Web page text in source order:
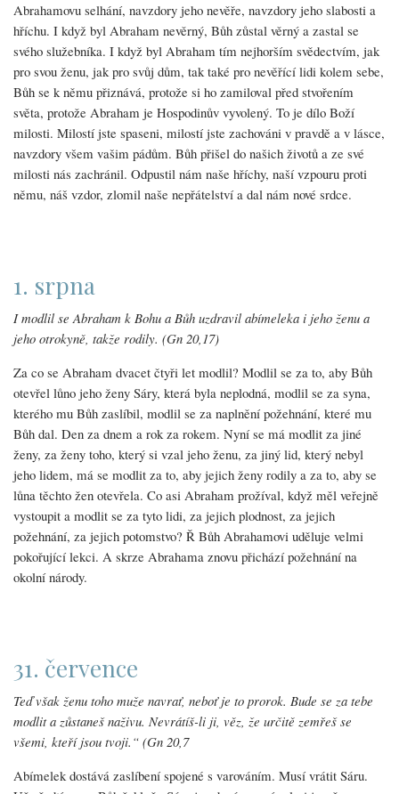
Abrahamovu selhání, navzdory jeho nevěře, navzdory jeho slabosti a
hříchu. I když byl Abraham nevěrný, Bůh zůstal věrný a zastal se
svého služebníka. I když byl Abraham tím nejhorším svědectvím, jak
pro svou ženu, jak pro svůj dům, tak také pro nevěřící lidi kolem sebe,
Bůh se k němu přiznává, protože si ho zamiloval před stvořením
světa, protože Abraham je Hospodinův vyvolený. To je dílo Boží
milosti. Milostí jste spaseni, milostí jste zachováni v pravdě a v lásce,
navzdory všem vašim pádům. Bůh přišel do našich životů a ze své
milosti nás zachránil. Odpustil nám naše hříchy, naší vzpouru proti
němu, náš vzdor, zlomil naše nepřátelství a dal nám nové srdce.
1. srpna
I modlil se Abraham k Bohu a Bůh uzdravil abímeleka i jeho ženu a
jeho otrokyně, takže rodily. (Gn 20,17)
Za co se Abraham dvacet čtyři let modlil? Modlil se za to, aby Bůh
otevřel lůno jeho ženy Sáry, která byla neplodná, modlil se za syna,
kterého mu Bůh zaslíbil, modlil se za naplnění požehnání, které mu
Bůh dal. Den za dnem a rok za rokem. Nyní se má modlit za jiné
ženy, za ženy toho, který si vzal jeho ženu, za jiný lid, který nebyl
jeho lidem, má se modlit za to, aby jejich ženy rodily a za to, aby se
lůna těchto žen otevřela. Co asi Abraham prožíval, když měl veřejně
vystoupit a modlit se za tyto lidi, za jejich plodnost, za jejich
požehnání, za jejich potomstvo? Ř Bůh Abrahamovi uděluje velmi
pokořující lekci. A skrze Abrahama znovu přichází požehnání na
okolní národy.
31. července
Teď však ženu toho muže navrať, neboť je to prorok. Bude se za tebe
modlit a zůstaneš naživu. Nevrátíš-li ji, věz, že určitě zemřeš se
všemi, kteří jsou tvoji.“ (Gn 20,7
Abímelek dostává zaslíbení spojené s varováním. Musí vrátit Sáru.